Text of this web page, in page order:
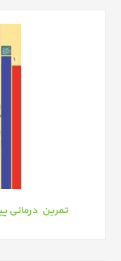
تمرین درمانی